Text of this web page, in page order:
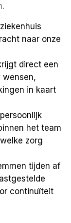
naar onze
direct een
wensen,
in kaart
het team
zorg
tijden af
continuïteit